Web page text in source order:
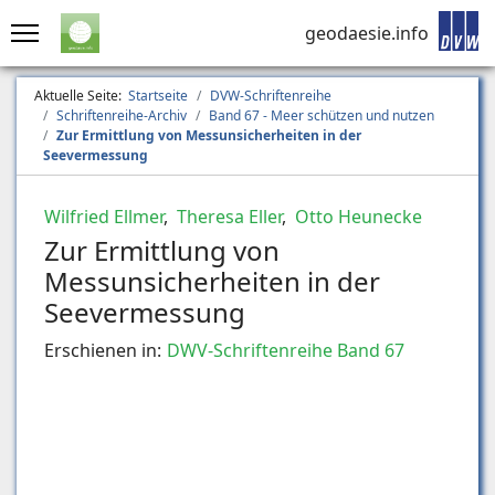
geodaesie.info
Aktuelle Seite: Startseite
DVW-Schriftenreihe
Schriftenreihe-Archiv
Band 67 - Meer schützen und nutzen
Zur Ermittlung von Messunsicherheiten in der
Seevermessung
Wilfried Ellmer, Theresa Eller, Otto Heunecke
Zur Ermittlung von
Messunsicherheiten in der
Seevermessung
Erschienen in: DWV-Schriftenreihe Band 67